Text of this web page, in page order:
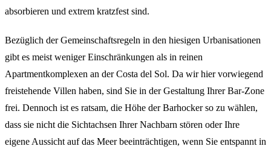
absorbieren und extrem kratzfest sind.
Bezüglich der Gemeinschaftsregeln in den hiesigen Urbanisationen
gibt es meist weniger Einschränkungen als in reinen
Apartmentkomplexen an der Costa del Sol. Da wir hier vorwiegend
freistehende Villen haben, sind Sie in der Gestaltung Ihrer Bar-Zone
frei. Dennoch ist es ratsam, die Höhe der Barhocker so zu wählen,
dass sie nicht die Sichtachsen Ihrer Nachbarn stören oder Ihre
eigene Aussicht auf das Meer beeinträchtigen, wenn Sie entspannt in